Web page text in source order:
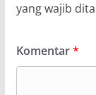
yang wajib
Komentar*